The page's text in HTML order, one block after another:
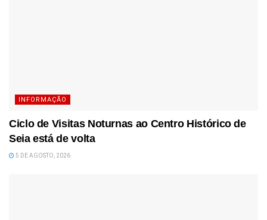
INFORMAÇÃO
Ciclo de Visitas Noturnas ao Centro Histórico de
Seia está de volta
5 DE AGOSTO, 2026